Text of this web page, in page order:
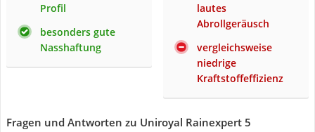
Profil
besonders gute
Nasshaftung
lautes
Abrollgeräusch
vergleichsweise
niedrige
Kraftstoffeffizienz
Fragen und Antworten zu Uniroyal Rainexpert 5